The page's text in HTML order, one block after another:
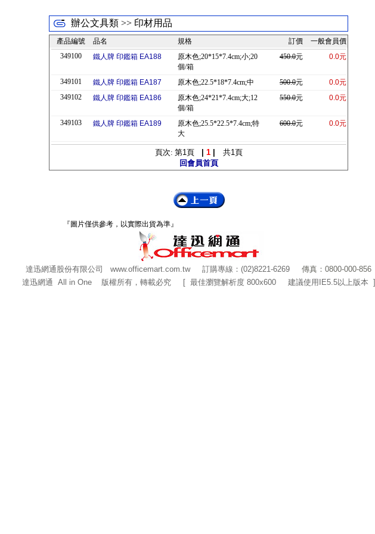
辦公文具類 >> 印材用品
產品編號 品名 規格 訂價
一般會員價
349100
鐵人牌 印鑑箱 EA188
原木色;20*15*7.4cm;小;20
個/箱
450.0元 0.0元
349101 鐵人牌 印鑑箱 EA187 原木色;22.5*18*7.4cm;中 500.0元
0.0元
349102
鐵人牌 印鑑箱 EA186
原木色;24*21*7.4cm;大;12
個/箱
550.0元 0.0元
349103 鐵人牌 印鑑箱 EA189
原木色;25.5*22.5*7.4cm;特
大
600.0元 0.0元
頁次: 第1頁 1| 共1頁
回會員首頁
『圖片僅供參考，以實際出貨為準』
達迅網通股份有限公司 www.officemart.com.tw訂購專線：(02)8221-6269
傳真：0800-000-856
達迅網通 All in One 版權所有，轉載必究 [ 最佳瀏覽解析度 800x600 建議使用IE5.5以上版本 ]